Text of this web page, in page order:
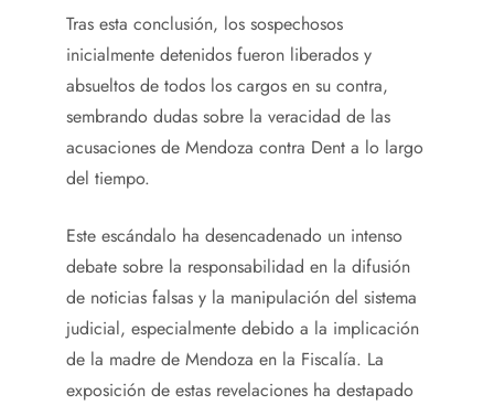
Tras esta conclusión, los sospechosos
inicialmente detenidos fueron liberados y
absueltos de todos los cargos en su contra,
sembrando dudas sobre la veracidad de las
acusaciones de Mendoza contra Dent a lo largo
del tiempo.
Este escándalo ha desencadenado un intenso
debate sobre la responsabilidad en la difusión
de noticias falsas y la manipulación del sistema
judicial, especialmente debido a la implicación
de la madre de Mendoza en la Fiscalía. La
exposición de estas revelaciones ha destapado